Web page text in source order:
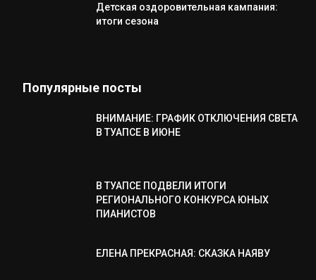
Детская оздоровительная кампания:
итоги сезона
Популярные посты
ВНИМАНИЕ: ГРАФИК ОТКЛЮЧЕНИЯ СВЕТА
В ТУАПСЕ В ИЮНЕ
В ТУАПСЕ ПОДВЕЛИ ИТОГИ
РЕГИОНАЛЬНОГО КОНКУРСА ЮНЫХ
ПИАНИСТОВ
ЕЛЕНА ПРЕКРАСНАЯ: СКАЗКА НАЯВУ